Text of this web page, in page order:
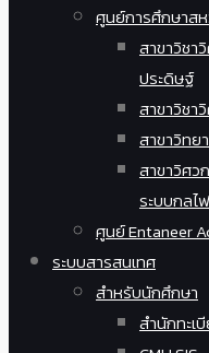
ศูนย์การศึกษาส
สาขาวิช
ประดิษฐ์
สาขาวิชา
สาขาวิทย
สาขาวิศว
ระบบกลไ
ศูนย์ Entaneer
ระบบสารสนเทศ
สำหรับนักศึกษา
สำนักทะเ